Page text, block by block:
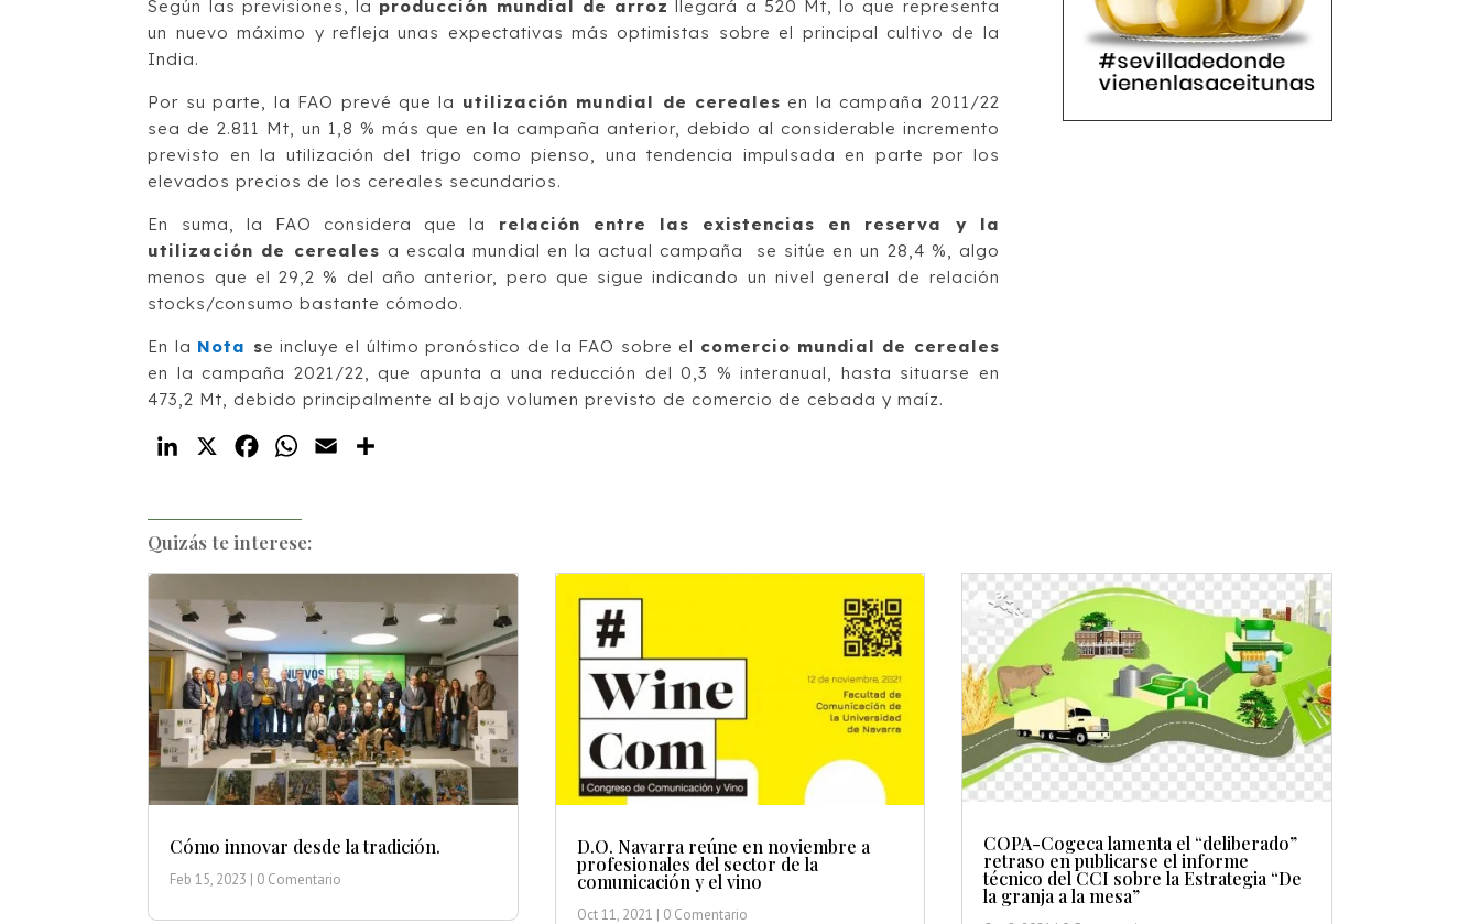
Según las previsiones, la producción mundial de arroz llegará a 520 Mt, lo que representa
un nuevo máximo y refleja unas expectativas más optimistas sobre el principal cultivo de la
India.
Por su parte, la FAO prevé que la utilización mundial de cereales en la campaña 2011/22
sea de 2.811 Mt, un 1,8 % más que en la campaña anterior, debido al considerable incremento
previsto en la utilización del trigo como pienso, una tendencia impulsada en parte por los
elevados precios de los cereales secundarios.
En suma, la FAO considera que la relación entre las existencias en reserva y la
utilización de cereales a escala mundial en la actual campaña se sitúe en un 28,4 %, algo
menos que el 29,2 % del año anterior, pero que sigue indicando un nivel general de relación
stocks/consumo bastante cómodo.
En la Nota se incluye el último pronóstico de la FAO sobre el comercio mundial de cereales
en la campaña 2021/22, que apunta a una reducción del 0,3 % interanual, hasta situarse en
473,2 Mt, debido principalmente al bajo volumen previsto de comercio de cebada y maíz.
LinkedIn
X FacebookWhatsApp
Email
Quizás te interese:
Cómo innovar desde la tradición.
Feb 15, 2023 | 0 Comentario
D.O. Navarra reúne en noviembre a
profesionales del sector de la
comunicación y el vino
Oct 11, 2021 | 0 Comentario
COPA-Cogeca lamenta el “deliberado”
retraso en publicarse el informe
técnico del CCI sobre la Estrategia “De
la granja a la mesa”